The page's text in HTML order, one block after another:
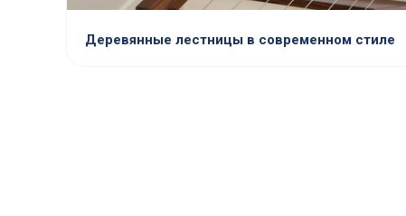
Деревянные лестницы в современном стиле